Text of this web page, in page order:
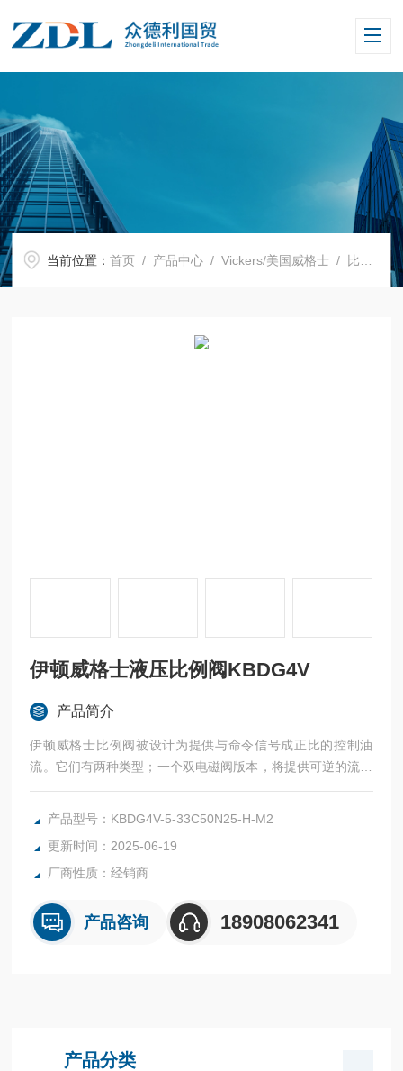
当前位置：首页 / 产品中心 /Vickers/美国威格士 / 比例阀 /
伊顿威格士液压比例阀KBDG4V
产品简介
伊顿威格士比例阀被设计为提供与命令信号成正比的控制油
流。它们有两种类型；一个双电磁阀版本，将提供可逆的流量
到一个执行器和一个单一的电磁阀油门版本，提供一个单一的
方向的流量。伊顿威格士液压比例阀KBDG4V-5-33C50N25-H
产品型号：KBDG4V-5-33C50N25-H-M2
更新时间：2025-06-19
厂商性质：经销商
产品咨询 18908062341
产品分类